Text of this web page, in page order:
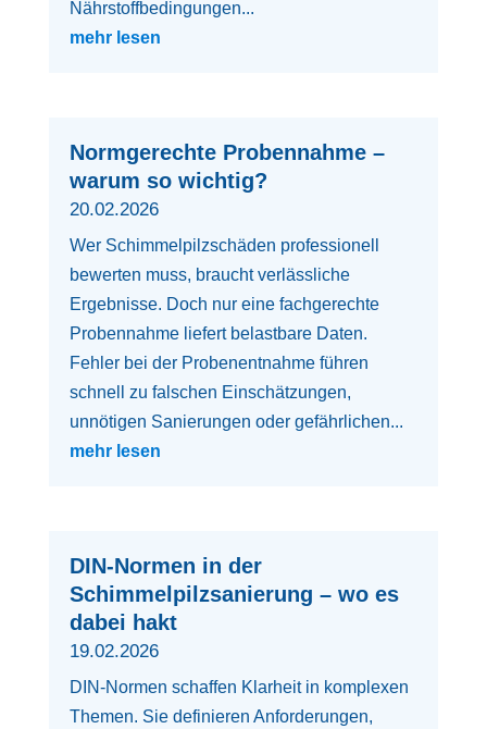
Nährstoffbedingungen...
mehr lesen
Normgerechte Probennahme –
warum so wichtig?
20.02.2026
Wer Schimmelpilzschäden professionell
bewerten muss, braucht verlässliche
Ergebnisse. Doch nur eine fachgerechte
Probennahme liefert belastbare Daten.
Fehler bei der Probenentnahme führen
schnell zu falschen Einschätzungen,
unnötigen Sanierungen oder gefährlichen...
mehr lesen
DIN-Normen in der
Schimmelpilzsanierung – wo es
dabei hakt
19.02.2026
DIN-Normen schaffen Klarheit in komplexen
Themen. Sie definieren Anforderungen,